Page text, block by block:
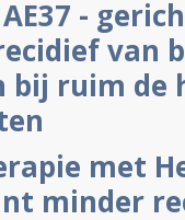
-
van
bij ruim de
met
minder